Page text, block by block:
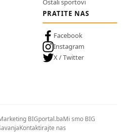
Ostali sportovi
PRATITE NAS
Facebook
Instagram
X / Twitter
BIGportal.baMi smo BIG
Kontaktirajte nas